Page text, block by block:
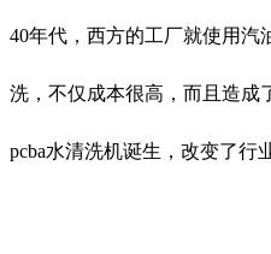
40年代，西方的工厂就使用汽
洗，不仅成本很高，而且造成
pcba水清洗机诞生，改变了行